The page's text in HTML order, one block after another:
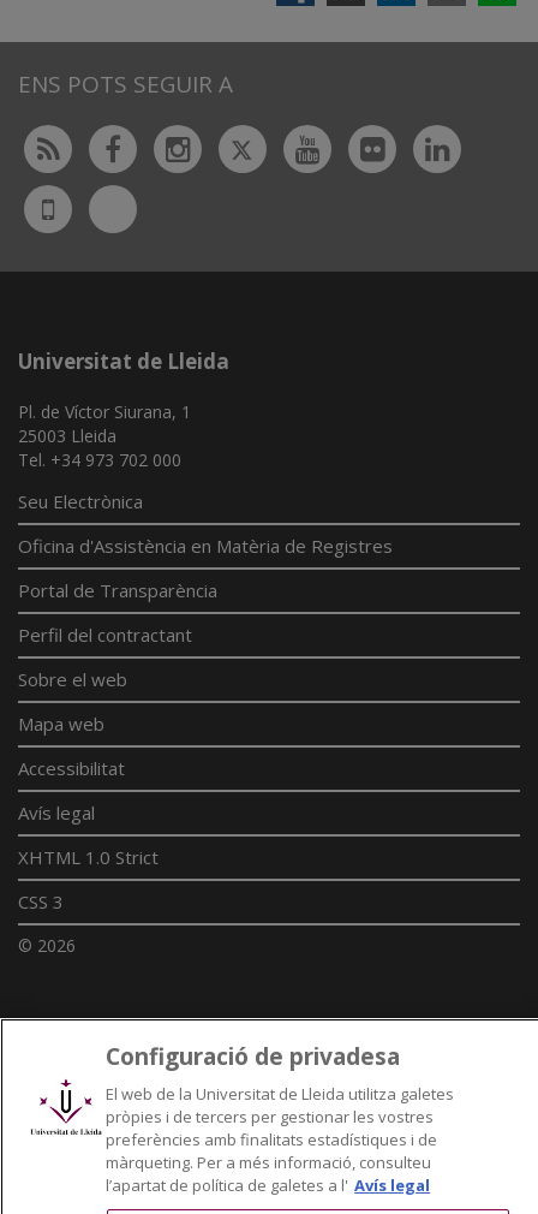
ENS POTS SEGUIR A
Rss FacebookInstagram
TwitterYoutubeFlickr
UdL
App
Bluesky
Universitat de Lleida
Pl. de Víctor Siurana, 1
25003 Lleida
Tel. +34 973 702 000
Seu Electrònica
Oficina d'Assistència en Matèria de Registres
Portal de Transparència
Perfil del contractant
Sobre el web
Mapa web
Accessibilitat
Avís legal
XHTML 1.0 Strict
CSS 3
© 2026
Enllaços UdL
Xarxes universitàries
Configuració de privadesa
El web de la Universitat de Lleida utilitza galetes
pròpies i de tercers per gestionar les vostres
preferències amb finalitats estadístiques i de
màrqueting. Per a més informació, consulteu
l’apartat de política de galetes a l' Avís legal